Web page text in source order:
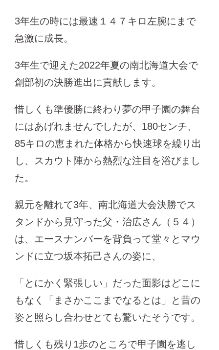
3年生の時には最速１４７キロ左腕にまで
急激に成長。
3年生で迎えた2022年夏の南北海道大会で
創部初の決勝進出に貢献します。
惜しくも準優勝に終わり夢の甲子園の舞台
にはあげれませんでしたが、180センチ、
85キロの恵まれた体格から快速球を繰り出
し、スカウト陣から熱烈な注目を浴びまし
た。
親元を離れて3年、南北海道大会決勝でス
タンドから見守った父・治広さん（５４）
は、エースナンバーを背負って堂々とマウ
ンドに立つ坂本拓己さんの姿に、
「とにかく緊張しい」だった面影はどこに
もなく「まさかここまでなるとは」と昔の
姿と照らし合わせとても驚いたそうです。
惜しくも残り1歩のところで甲子園を逃し